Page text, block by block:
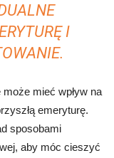
I
mieć wpływ na
emeryturę.
sposobami
aby móc cieszyć